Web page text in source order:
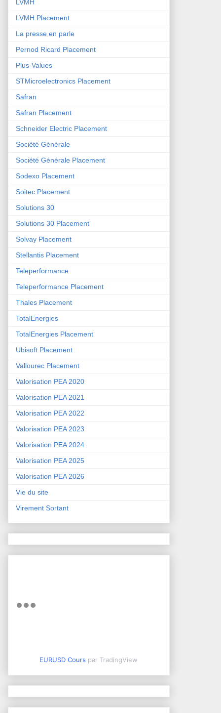
LVMH
LVMH Placement
La presse en parle
Pernod Ricard Placement
Plus-Values
STMicroelectronics Placement
Safran
Safran Placement
Schneider Electric Placement
Société Générale
Société Générale Placement
Sodexo Placement
Soitec Placement
Solutions 30
Solutions 30 Placement
Solvay Placement
Stellantis Placement
Teleperformance
Teleperformance Placement
Thales Placement
TotalEnergies
TotalEnergies Placement
Ubisoft Placement
Vallourec Placement
Valorisation PEA 2020
Valorisation PEA 2021
Valorisation PEA 2022
Valorisation PEA 2023
Valorisation PEA 2024
Valorisation PEA 2025
Valorisation PEA 2026
Vie du site
Virement Sortant
EURUSD Cours par TradingView